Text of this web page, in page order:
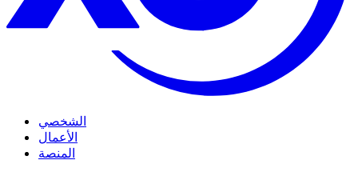
الشخصي
الأعمال
المنصة